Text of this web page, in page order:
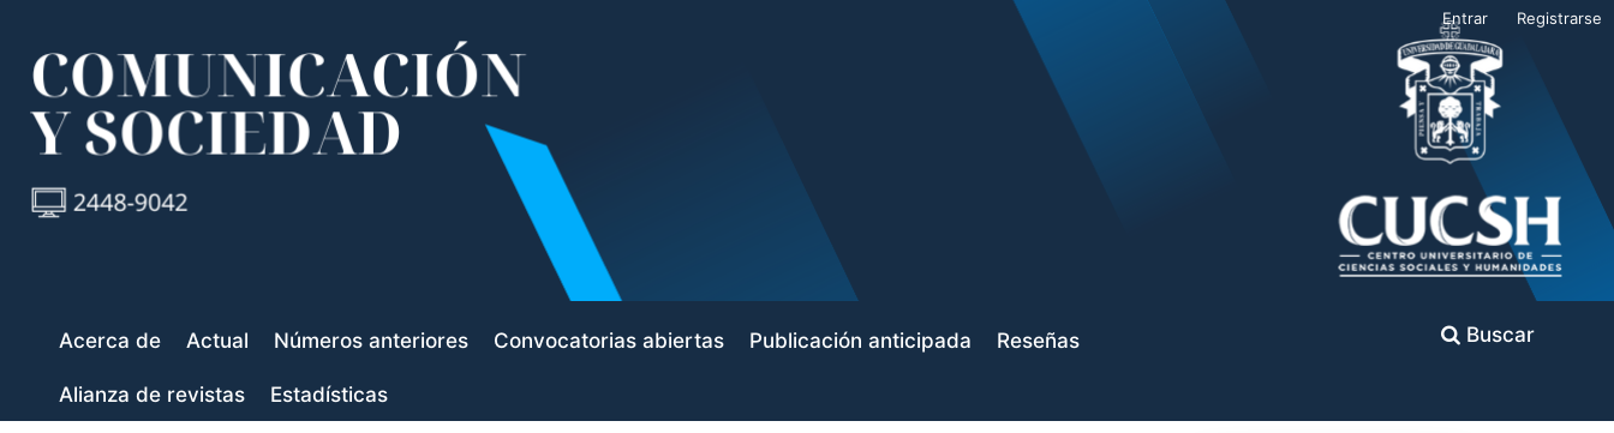
Acerca de Actual Números anteriores Convocatorias abiertas Publicación anticipada Reseñas
Alianza de revistas Estadísticas
Buscar
Entrar Registrarse